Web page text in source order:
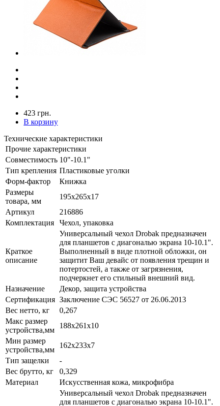
423 грн.
В корзину
Технические характеристики
Прочие характеристики
Совместимость 10"-10.1"
Тип крепления Пластиковые уголки
Форм-фактор
Книжка
Размеры
товара, мм
195х265x17
Артикул
216886
Комплектация
Чехол, упаковка
Краткое
описание
Универсальный чехол Drobak предназначен
для планшетов с диагональю экрана 10-10.1".
Выполненный в виде плотной обложки, он
защитит Ваш девайс от появления трещин и
потертостей, а также от загрязнения,
подчеркнет его стильный внешний вид.
Назначение
Декор, защита устройства
Сертификация Заключение СЭС 56527 от 26.06.2013
Вес нетто, кг
0,267
Макс размер
устройства,мм
188х261x10
Мин размер
устройства,мм
162x233x7
Тип защелки
-
Вес брутто, кг
0,329
Материал
Искусственная кожа, микрофибра
Универсальный чехол Drobak предназначен
для планшетов с диагональю экрана 10-10.1".